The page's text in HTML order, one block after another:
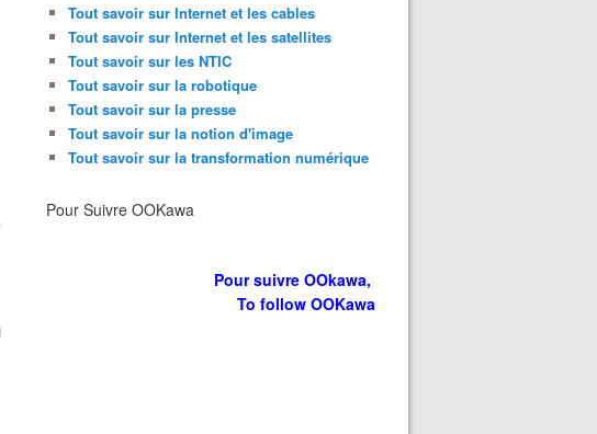
Tout savoir sur Internet et les cables
Tout savoir sur Internet et les satellites
Tout savoir sur les NTIC
Tout savoir sur la robotique
Tout savoir sur la presse
Tout savoir sur la notion d'image
Tout savoir sur la transformation numérique
Pour Suivre OOKawa
Pour suivre OOkawa,
To follow OOKawa